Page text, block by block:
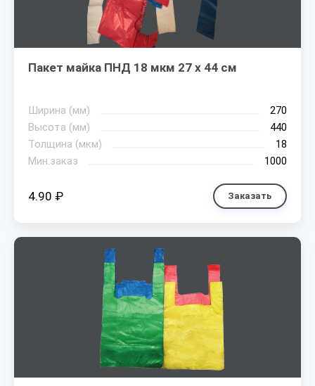
Пакет майка ПНД 18 мкм 27 х 44 см
Ширина (мм)
270
Высота (мм)
440
Толщина (мкм)
18
Мин.заказ
1000
4.90 ₽ Заказать